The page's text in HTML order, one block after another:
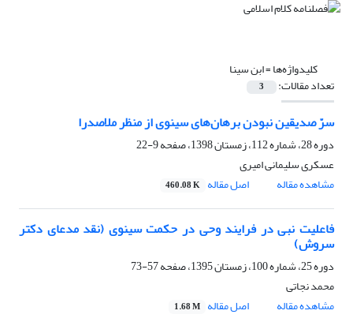
کلیدواژه‌ها =ابن سینا
تعداد مقالات: 3
سرّ صدیقین نبودن برهان‌های سینوی از منظر ملاصدرا
دوره 28، شماره 112، زمستان 1398، صفحه
9-22
عسکری سلیمانی امیری
مشاهده مقاله
اصل مقاله 460.08 K
فاعلیت نبی در فرایند وحی در حکمت سینوی (نقد مدعای دکتر
سروش)
دوره 25، شماره 100، زمستان 1395، صفحه
57-73
محمد نجاتی
مشاهده مقاله
اصل مقاله 1.68 M